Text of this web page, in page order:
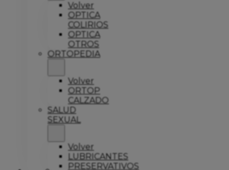
Volver
OPTICA
COLIRIOS
OPTICA
OTROS
ORTOPEDIA
Volver
ORTOP
CALZADO
SALUD
SEXUAL
Volver
LUBRICANTES
PRESERVATIVOS